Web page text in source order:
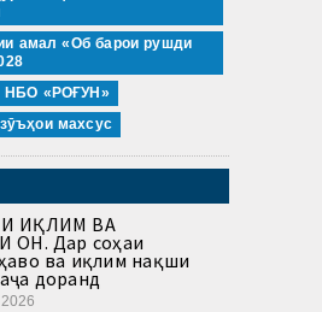
амал «Об барои рушди
«РОҒУН»
махсус
ИҚЛИМ ВА
ОН. Дар соҳаи
ва иқлим нақши
доранд